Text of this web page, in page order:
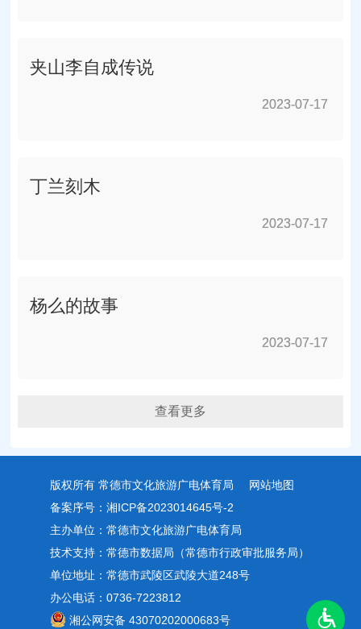
2023-07-17
夹山李自成传说
2023-07-17
2023-07-17
丁兰刻木
2023-07-17
2023-07-17
杨么的故事
2023-07-17
查看更多
版权所有 常德市文化旅游广电体育局
网站地图
备案序号：湘ICP备2023014645号-2
主办单位：常德市文化旅游广电体育局
技术支持：常德市数据局（常德市行政审批服务局）
单位地址：常德市武陵区武陵大道248号
办公电话：0736-7223812
湘公网安备 43070202000683号